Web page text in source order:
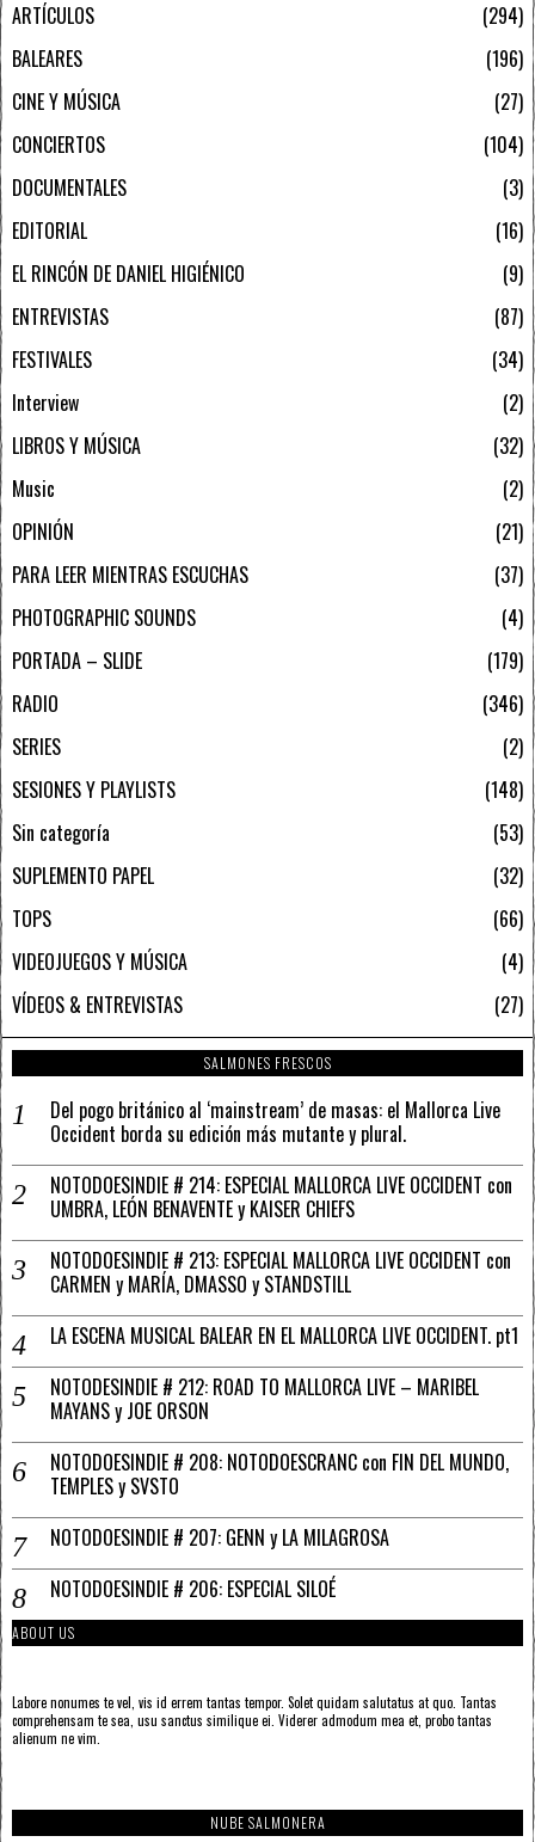
ARTÍCULOS
294
BALEARES
196
CINE Y MÚSICA
27
CONCIERTOS
104
DOCUMENTALES
3
EDITORIAL
16
EL RINCÓN DE DANIEL HIGIÉNICO
9
ENTREVISTAS
87
FESTIVALES
34
Interview
2
LIBROS Y MÚSICA
32
Music
2
OPINIÓN
21
PARA LEER MIENTRAS ESCUCHAS
37
PHOTOGRAPHIC SOUNDS
4
PORTADA – SLIDE
179
RADIO
346
SERIES
2
SESIONES Y PLAYLISTS
148
Sin categoría
53
SUPLEMENTO PAPEL
32
TOPS
66
VIDEOJUEGOS Y MÚSICA
4
VÍDEOS & ENTREVISTAS
27
SALMONES FRESCOS
Del pogo británico al ‘mainstream’ de masas: el Mallorca Live
Occident borda su edición más mutante y plural.
NOTODOESINDIE # 214: ESPECIAL MALLORCA LIVE OCCIDENT con
UMBRA, LEÓN BENAVENTE y KAISER CHIEFS
NOTODOESINDIE # 213: ESPECIAL MALLORCA LIVE OCCIDENT con
CARMEN y MARÍA, DMASSO y STANDSTILL
LA ESCENA MUSICAL BALEAR EN EL MALLORCA LIVE OCCIDENT. pt1
NOTODESINDIE # 212: ROAD TO MALLORCA LIVE – MARIBEL
MAYANS y JOE ORSON
NOTODOESINDIE # 208: NOTODOESCRANC con FIN DEL MUNDO,
TEMPLES y SVSTO
NOTODOESINDIE # 207: GENN y LA MILAGROSA
NOTODOESINDIE # 206: ESPECIAL SILOÉ
ABOUT US
Labore nonumes te vel, vis id errem tantas tempor. Solet quidam salutatus at quo. Tantas
comprehensam te sea, usu sanctus similique ei. Viderer admodum mea et, probo tantas
alienum ne vim.
NUBE SALMONERA